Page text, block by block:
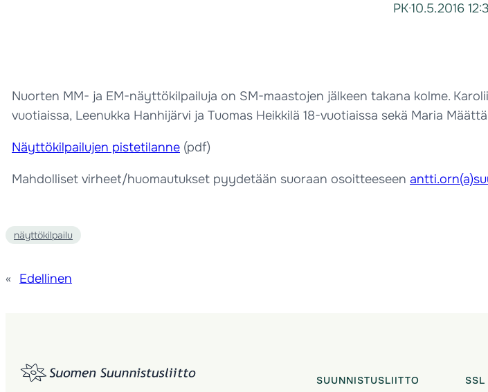
PK·10.5.2016
Nuorten MM- ja EM-näyttökilpailuja on SM-maastojen jälkeen takana kolme.
vuotiaissa, Leenukka Hanhijärvi ja Tuomas Heikkilä 18-vuotiaissa sekä Maria
Näyttökilpailujen pistetilanne (pdf)
Mahdolliset virheet/huomautukset pyydetään suoraan osoitteeseen
näyttökilpailu
« Edellinen
SUUNNISTUSLIITTO SSL